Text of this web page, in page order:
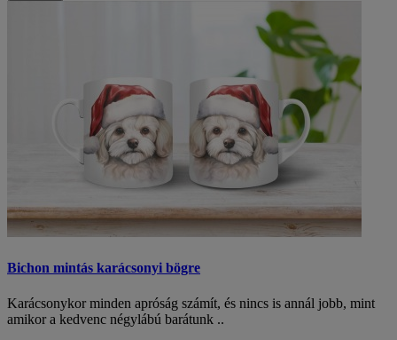
Bichon mintás karácsonyi bögre
Karácsonykor minden apróság számít, és nincs is annál jobb, mint
amikor a kedvenc négylábú barátunk ..